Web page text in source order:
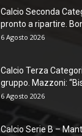
Calcio Seconda
pronto a ripartire.
6 Agosto 2026
Calcio Terza
gruppo. Mazzoni:
6 Agosto 2026
Calcio Serie B –